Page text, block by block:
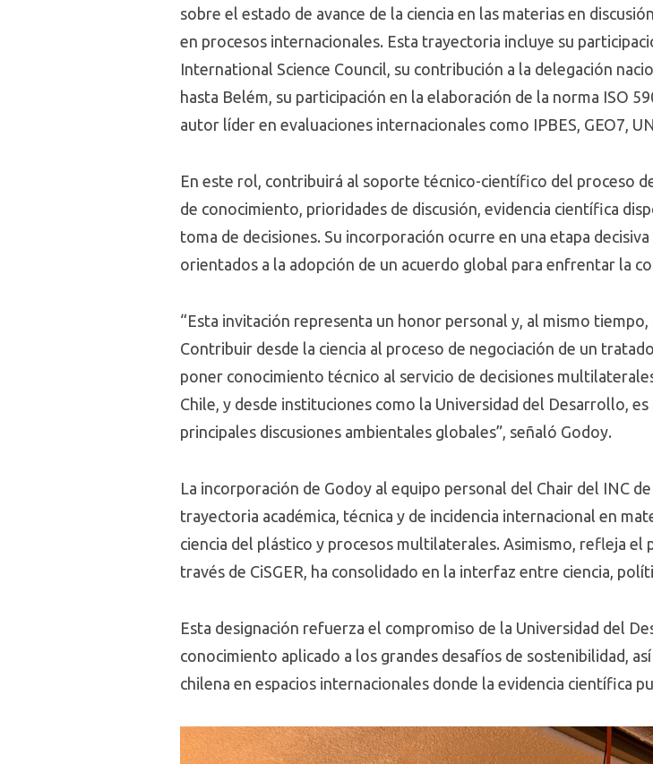
sobre el estado de avance de la ciencia en las materias en
en procesos internacionales. Esta trayectoria incluye su
International Science Council, su contribución a la delegación
hasta Belém, su participación en la elaboración de la norma ISO
autor líder en evaluaciones internacionales como IPBES, GEO7,
En este rol, contribuirá al soporte técnico-científico del proceso
de conocimiento, prioridades de discusión, evidencia científica
toma de decisiones. Su incorporación ocurre en una etapa
orientados a la adopción de un acuerdo global para enfrentar la
“Esta invitación representa un honor personal y, al mismo
Contribuir desde la ciencia al proceso de negociación de un
poner conocimiento técnico al servicio de decisiones
Chile, y desde instituciones como la Universidad del Desarrollo,
principales discusiones ambientales globales”, señaló Godoy.
La incorporación de Godoy al equipo personal del Chair del INC
trayectoria académica, técnica y de incidencia internacional en
ciencia del plástico y procesos multilaterales. Asimismo, refleja
través de CiSGER, ha consolidado en la interfaz entre ciencia,
Esta designación refuerza el compromiso de la Universidad del
conocimiento aplicado a los grandes desafíos de sostenibilidad,
chilena en espacios internacionales donde la evidencia científica